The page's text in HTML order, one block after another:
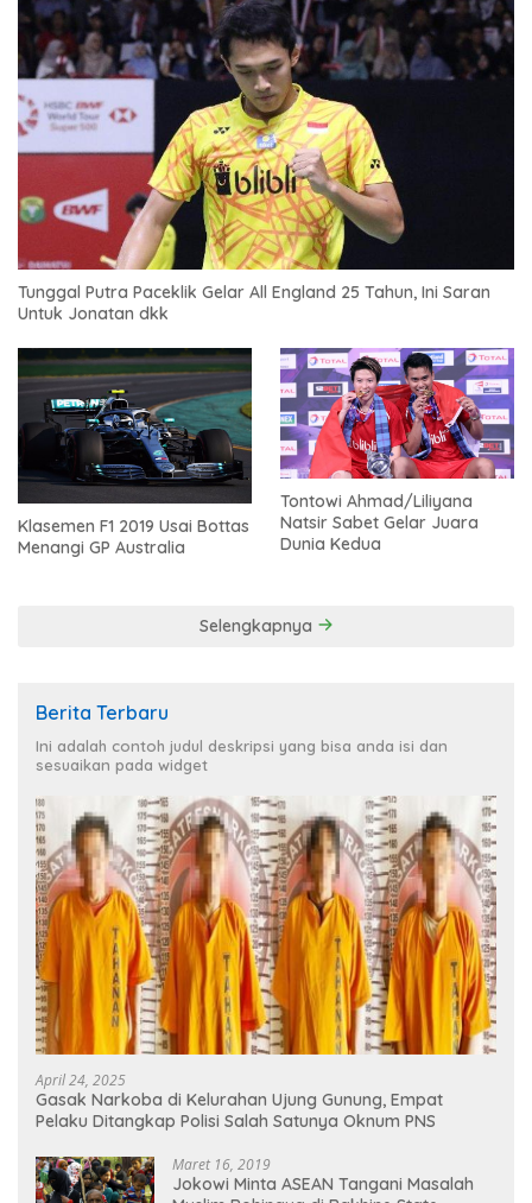
Tunggal Putra Paceklik Gelar All England 25 Tahun, Ini Saran
Untuk Jonatan dkk
Klasemen F1 2019 Usai Bottas
Menangi GP Australia
Tontowi Ahmad/Liliyana
Natsir Sabet Gelar Juara
Dunia Kedua
Selengkapnya
Berita Terbaru
Ini adalah contoh judul deskripsi yang bisa anda isi dan
sesuaikan pada widget
April 24, 2025
Gasak Narkoba di Kelurahan Ujung Gunung, Empat
Pelaku Ditangkap Polisi Salah Satunya Oknum PNS
Maret 16, 2019
Jokowi Minta ASEAN Tangani Masalah